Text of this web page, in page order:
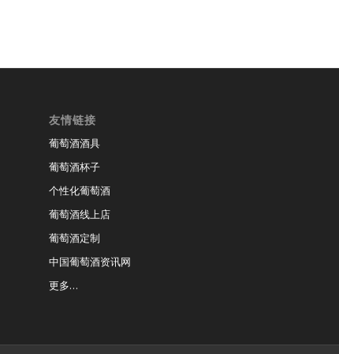
友情链接
葡萄酒酒具
葡萄酒杯子
个性化葡萄酒
葡萄酒线上店
葡萄酒定制
中国葡萄酒资讯网
更多…